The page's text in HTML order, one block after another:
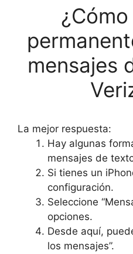
mensajes
La mejor respuesta:
Hay algunas
mensajes de
Si tienes un
configuración.
Seleccione
opciones.
Desde aquí,
los mensajes”.